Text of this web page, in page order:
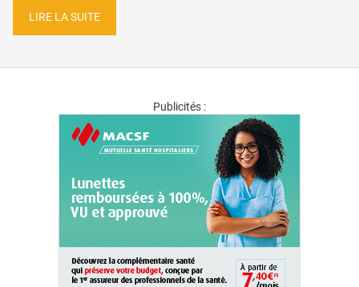
LIRE LA SUITE
Publicités :